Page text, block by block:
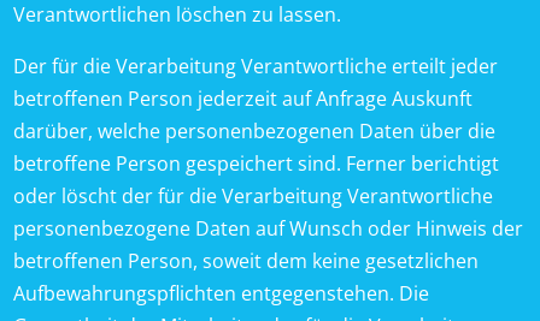
Verantwortlichen löschen zu lassen.
Der für die Verarbeitung Verantwortliche erteilt jeder
betroffenen Person jederzeit auf Anfrage Auskunft
darüber, welche personenbezogenen Daten über die
betroffene Person gespeichert sind. Ferner berichtigt
oder löscht der für die Verarbeitung Verantwortliche
personenbezogene Daten auf Wunsch oder Hinweis der
betroffenen Person, soweit dem keine gesetzlichen
Aufbewahrungspflichten entgegenstehen. Die